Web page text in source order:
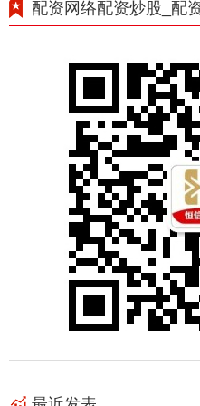
配资网络配资炒股_配